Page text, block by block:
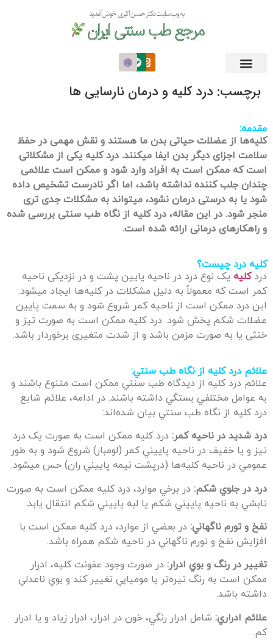
به وب سایت دکتر حسن اکبری خوش آمدید
مرجع طب سنتی ایران
برچسب: درد کلیه و درمان نارسایی ها
مقدمه:
کلیه‌ها از عضلات حیاتی بدن ما هستند و نقش مهمی در حفظ
سلامت اجزای دیگر بدن ایفا میکنند. درد کلیه یکی از مشکلاتی
است که ممکن است به افراد وارد شود و ممکن است علائمی
چندان جلب کننده نداشته باشد، اما اگر نادرست تشخیص داده
شود یا به درستی درمان نشود، میتواند به مشکلات جدی تری
منجر شود. در این مقاله، درد کلیه از نگاه طب سنتی بررسی شده
و راهکارهای درمانی ارائه شده است.
کلیه درد چیست؟
دردکلیه یک نوع درد در ناحیه پایین پشت و در نزدیکی ناحیه
کمر است که معمولاً به دلیل مشکلات در کلیه‌ها ایجاد میشود.
این درد ممکن است از ناحیه کمر شروع شود و به سمت پایین
عضلات شکم پخش شود. درد کلیه ممکن است به صورت تیز و
خنثی یا به صورت مزمن باشد و از شدت متغیری برخوردار باشد.
علائم درد کلیه از نگاه طب سنتي:
علائم درد کليه از ديدگاه طب سنتي ممکن است متنوع باشند و
به عوامل مختلفي بستگي داشته باشند. در ادامه، علائم شايع
درد کليه از نگاه طب سنتي بيان شده‌اند:
درد شديد در ناحيه کمر: درد کليه ممکن است به صورت يک درد
تيز و يا خفيف در ناحيه پاييني کمر (لومبار) شروع شود و به طور
عمومي در ناحيه کليه‌ها (درپشت نيمه پاييني ران) حس ميشود.
درد در جلوي شکم:در برخي موارد، درد کليه ممکن است به صورت
تابشي به ناحيه پاييني شکم يا لبه پاييني شکم انتقال يابد.
نفخ و تورم ناگهاني:در بعضي از موارد، درد کليه ممکن است با
افزايش نفخ و تورم ناگهاني در ناحيه شکم همراه باشد.
تغيير در رنگ و بوي ادرار: در صورت وجود عفونت کليه، ادرار
ممکن است به رنگ تيره‌تر يا موميايي تغيير کند و بوي ناعدلي
داشته باشد.
علائم ادراري:شامل ادرار رنگي، خون در ادرار، ادرار زياد و يا ادرار
کم.